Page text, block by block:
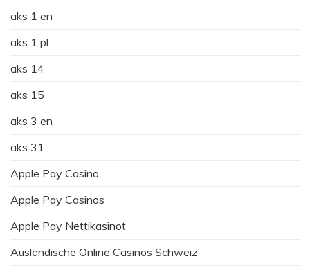
aks 1 en
aks 1 pl
aks 14
aks 15
aks 3 en
aks 31
Apple Pay Casino
Apple Pay Casinos
Apple Pay Nettikasinot
Ausländische Online Casinos Schweiz